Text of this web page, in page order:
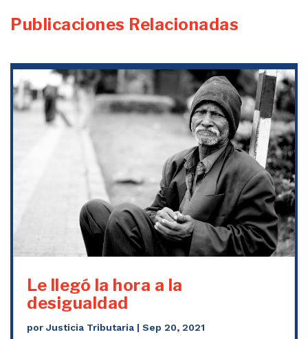
Publicaciones Relacionadas
Le llegó la hora a la
desigualdad
porJusticia Tributaria |Sep 20, 2021